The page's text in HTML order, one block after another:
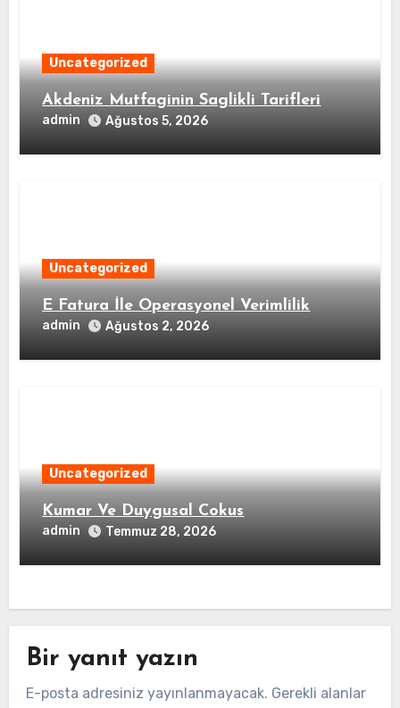
Uncategorized
Akdeniz Mutfaginin Saglikli Tarifleri
admin Ağustos 5, 2026
Uncategorized
E Fatura İle Operasyonel Verimlilik
admin Ağustos 2, 2026
Uncategorized
Kumar Ve Duygusal Cokus
admin Temmuz 28, 2026
Bir yanıt yazın
E-posta adresiniz yayınlanmayacak. Gerekli alanlar